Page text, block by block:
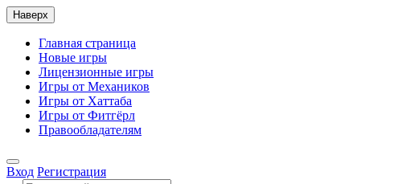
Наверх
Главная страница
Новые игры
Лицензионные игры
Игры от Механиков
Игры от Хаттаба
Игры от Фитгёрл
Правообладателям
Вход Регистрация